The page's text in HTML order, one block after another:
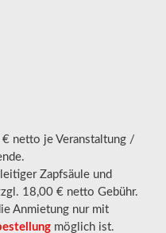
netto je Veranstaltung /
Zapfsäule und
18,00 € netto Gebühr.
Anmietung nur mit
möglich ist.